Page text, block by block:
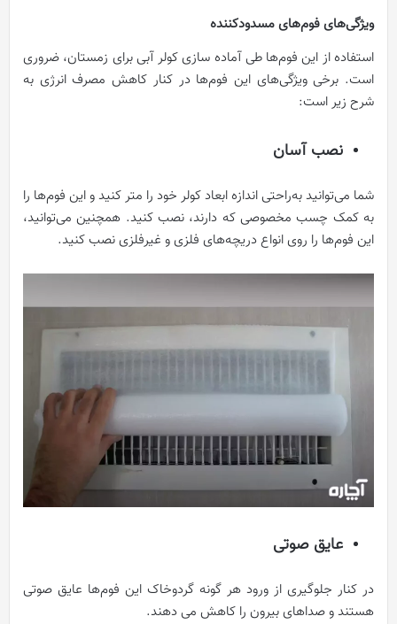
ویژگی‌های فوم‌های مسدودکننده
استفاده از این فوم‌ها طی آماده سازی کولر آبی برای زمستان، ضروری
است. برخی ویژگی‌های این فوم‌ها در کنار کاهش مصرف انرژی به
شرح زیر است:
نصب آسان
شما می‌توانید به‌راحتی اندازه ابعاد کولر خود را متر کنید و این فوم‌ها را
به کمک چسب مخصوصی که دارند، نصب کنید. همچنین می‌توانید،
این فوم‌ها را روی انواع دریچه‌های فلزی و غیرفلزی نصب کنید.
عایق صوتی
در کنار جلوگیری از ورود هر گونه گردوخاک این فوم‌ها عایق صوتی
هستند و صداهای بیرون را کاهش می دهند.